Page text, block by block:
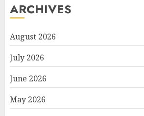
ARCHIVES
August 2026
July 2026
June 2026
May 2026